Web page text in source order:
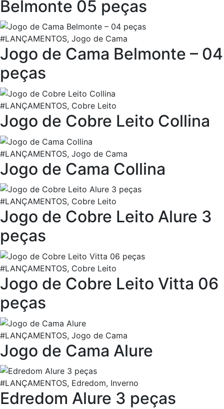
Belmonte 05 peças
#LANÇAMENTOS, Jogo de Cama
Jogo de Cama Belmonte – 04
peças
#LANÇAMENTOS, Cobre Leito
Jogo de Cobre Leito Collina
#LANÇAMENTOS, Jogo de Cama
Jogo de Cama Collina
#LANÇAMENTOS, Cobre Leito
Jogo de Cobre Leito Alure 3
peças
#LANÇAMENTOS, Cobre Leito
Jogo de Cobre Leito Vitta 06
peças
#LANÇAMENTOS, Jogo de Cama
Jogo de Cama Alure
#LANÇAMENTOS, Edredom, Inverno
Edredom Alure 3 peças